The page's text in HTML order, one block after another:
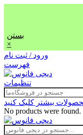
بستن
×
ورود / ثبت نام
فهرست
تنظیمات
No products were found.